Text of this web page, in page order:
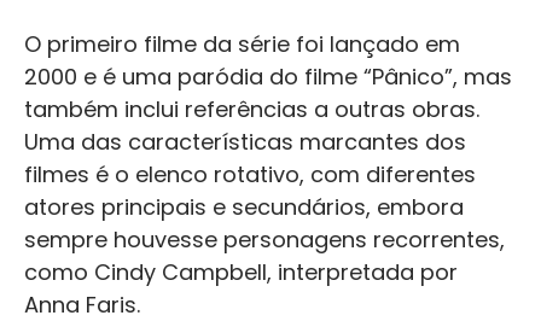
O primeiro filme da série foi lançado em
2000 e é uma paródia do filme “Pânico”, mas
também inclui referências a outras obras.
Uma das características marcantes dos
filmes é o elenco rotativo, com diferentes
atores principais e secundários, embora
sempre houvesse personagens recorrentes,
como Cindy Campbell, interpretada por
Anna Faris.